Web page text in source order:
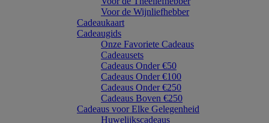
Voor de Wijnliefhebber
Cadeaukaart
Cadeaugids
Onze Favoriete Cadeaus
Cadeausets
Cadeaus Onder €50
Cadeaus Onder €100
Cadeaus Onder €250
Cadeaus Boven €250
Cadeaus voor Elke Gelegenheid
Huwelijkscadeaus